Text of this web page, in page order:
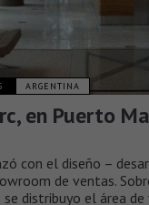
ARGENTINA
en Puerto
con el diseño –
de ventas.
distribuyo el área de